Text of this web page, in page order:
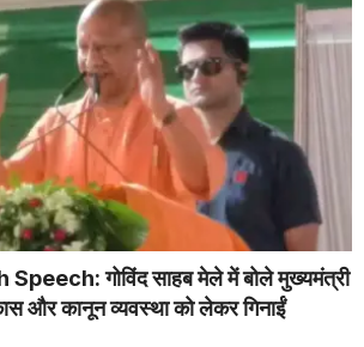
गोविंद साहब मेले में बोले मुख्यमंत्री
और कानून व्यवस्था को लेकर गिनाईं